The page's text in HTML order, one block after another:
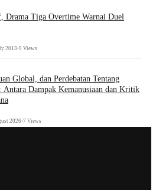
Drama Tiga Overtime Warnai Duel
2013 •9 Views
Global, dan Perdebatan Tentang
Antara Dampak Kemanusiaan dan Kritik
2026•7 Views